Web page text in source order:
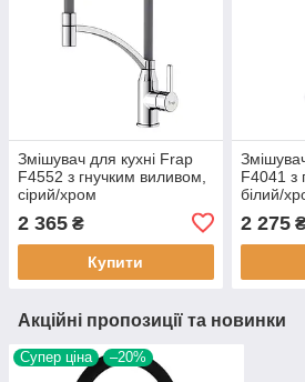
Змішувач для кухні Frap
F4552 з гнучким виливом,
сірий/хром
2 365 ₴
Купити
F4041 з
білий/
2 275
Акційні пропозиції та новинки
Супер ціна –20%